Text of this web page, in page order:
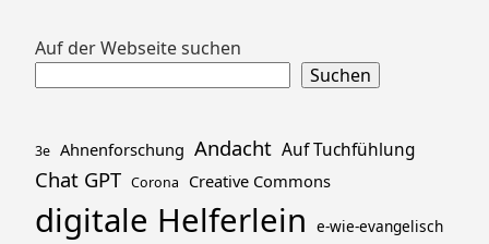
Zum
Auf der Webseite suchen
Suchen
3e Ahnenforschung Andacht Auf Tuchfühlung
Chat GPT Corona Creative Commons
digitale Helferlein e-wie-evangelisch